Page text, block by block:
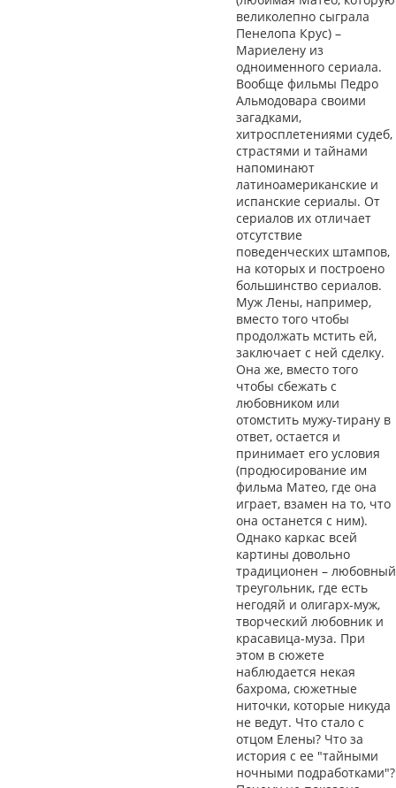
великолепно сыграла
Пенелопа Крус) –
Мариелену из
одноименного сериала.
Вообще фильмы Педро
Альмодовара своими
загадками,
хитросплетениями судеб,
страстями и тайнами
напоминают
латиноамериканские и
испанские сериалы. От
сериалов их отличает
отсутствие
поведенческих штампов,
на которых и построено
большинство сериалов.
Муж Лены, например,
вместо того чтобы
продолжать мстить ей,
заключает с ней сделку.
Она же, вместо того
чтобы сбежать с
любовником или
отомстить мужу-тирану в
ответ, остается и
принимает его условия
(продюсирование им
фильма Матео, где она
играет, взамен на то, что
она останется с ним).
Однако каркас всей
картины довольно
традиционен – любовный
треугольник, где есть
негодяй и олигарх-муж,
творческий любовник и
красавица-муза. При
этом в сюжете
наблюдается некая
бахрома, сюжетные
ниточки, которые никуда
не ведут. Что стало с
отцом Елены? Что за
история с ее "тайными
ночными подработками"?